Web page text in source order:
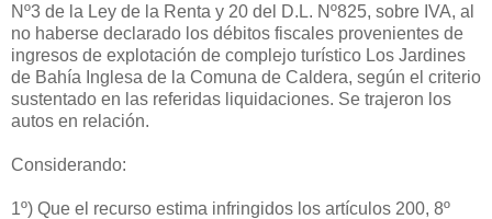
Nº3 de la Ley de la Renta y 20 del D.L. Nº825, sobre IVA, al
no haberse declarado los débitos fiscales provenientes de
ingresos de explotación de complejo turístico Los Jardines
de Bahía Inglesa de la Comuna de Caldera, según el criterio
sustentado en las referidas liquidaciones. Se trajeron los
autos en relación.
Considerando:
1º) Que el recurso estima infringidos los artículos 200, 8º